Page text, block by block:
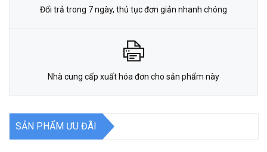
Đổi trả trong 7 ngày, thủ tục đơn giản nhanh chóng
Nhà cung cấp xuất hóa đơn cho sản phẩm này
SẢN PHẨM ƯU ĐÃI